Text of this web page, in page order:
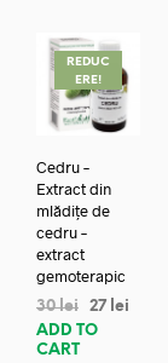
REDUC
ERE!
Cedru –
Extract din
mlădițe de
cedru –
extract
gemoterapic
30lei 27 lei
ADD TO
CART